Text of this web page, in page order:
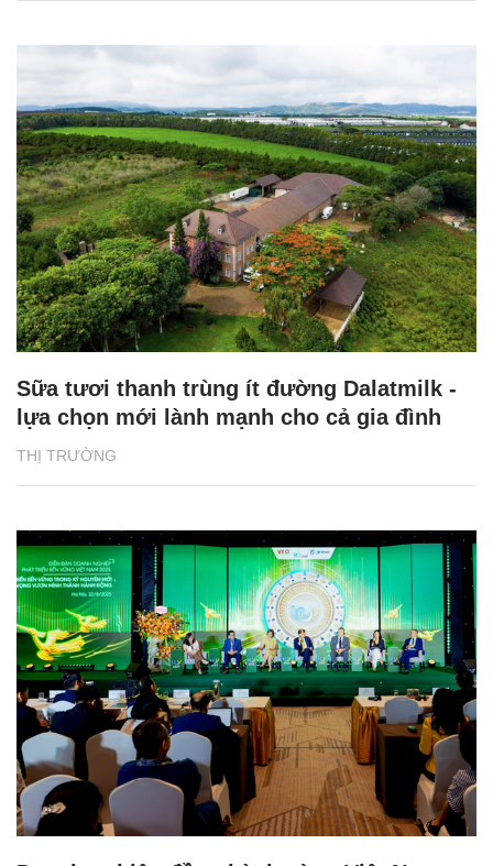
THỊ TRƯỜNG
Sữa tươi thanh trùng ít đường Dalatmilk -
lựa chọn mới lành mạnh cho cả gia đình